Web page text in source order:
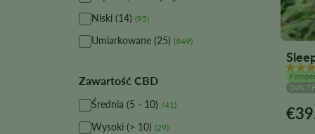
Niski (14) (95)
Umiarkowane (25) (849)
Zawartość CBD
Średnia (5 - 10) /41)
Wysoki (> 10) (29)
34%
€
Ten